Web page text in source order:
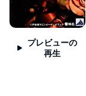
プレビューの
再生